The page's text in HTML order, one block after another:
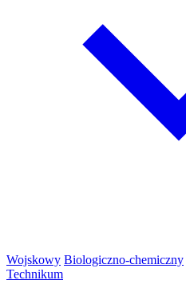
Wojskowy Biologiczno-chemiczny
Technikum